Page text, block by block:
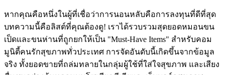
หากคุณคือหนึ่งในผู้ที่เชื่อว่าการนอนหลับคือการลงทุนที่ดีที่สุด
บทความนี้คือลิสต์ที่คุณต้องดู! เราได้รวบรวมสุดยอดหมอนขน
เป็ดและขนห่านที่ถูกยกให้เป็น "Must-Have Items" สำหรับคอม
มูนิตี้คนรักสุขภาพทั่วประเทศ การจัดอันดับนี้เกิดขึ้นจากข้อมูล
จริง ทั้งยอดขายที่ถล่มทลายในกลุ่มผู้ใช้ที่ใส่ใจสุขภาพ และเสียง